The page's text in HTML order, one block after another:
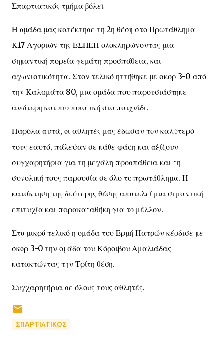
Σπαρτιατικός τμήμα βόλεϊ
Η ομάδα μας κατέκτησε τη 2η θέση στο Πρωτάθλημα
Κ17 Αγοριών της ΕΣΠΕΠ ολοκληρώνοντας μια
σημαντική πορεία γεμάτη προσπάθεια, και
αγωνιστικότητα. Στον τελικό ηττήθηκε με σκορ 3-0 από
την Καλαμάτα 80, μια ομάδα που παρουσιάστηκε
ανώτερη και πιο ποιοτική στο παιχνίδι.
Παρόλα αυτά, οι αθλητές μας έδωσαν τον καλύτερό
τους εαυτό, πάλεψαν σε κάθε φάση και αξίζουν
συγχαρητήρια για τη μεγάλη προσπάθεια και τη
συνολική τους παρουσία σε όλο το πρωτάθλημα. Η
κατάκτηση της δεύτερης θέσης αποτελεί μια σημαντική
επιτυχία και παρακαταθήκη για το μέλλον.
Στο μικρό τελικό η ομάδα του Ερμή Πατρών κέρδισε με
σκορ 3-0 την ομάδα του Κόροιβου Αμαλιάδας
κατακτώντας την Τρίτη θέση.
Συγχαρητήρια σε όλους τους αθλητές.
ΣΠΑΡΤΙΑΤΙΚΟΣ